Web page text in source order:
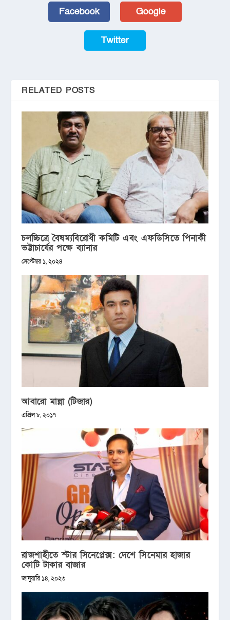
Facebook Google
Twitter
RELATED POSTS
চলচ্চিত্রে বৈষম্যবিরোধী কমিটি এবং এফডিসিতে পিনাকী
ভট্টাচার্যের পক্ষে ব্যানার
সেপ্টেম্বর ১, ২০২৪
আবারো মান্না (টিজার)
এপ্রিল ৮, ২০১৭
রাজশাহীতে স্টার সিনেপ্লেক্স: দেশে সিনেমার হাজার
কোটি টাকার বাজার
জানুয়ারি ১৪, ২০২৩